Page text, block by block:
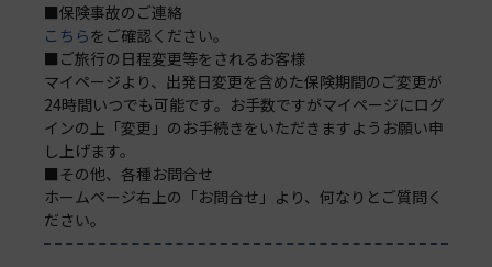
■保険事故のご連絡
こちらをご確認ください。
■ご旅行の日程変更等をされるお客様
マイページより、出発日変更を含めた保険期間のご変更が
24時間いつでも可能です。お手数ですがマイページにログ
インの上「変更」のお手続きをいただきますようお願い申
し上げます。
■その他、各種お問合せ
ホームページ右上の「お問合せ」より、何なりとご質問く
ださい。